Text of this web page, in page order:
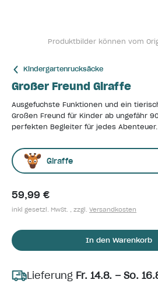
Produktbilder können vom
Kindergartenrucksäcke
Großer Freund Giraffe
Ausgefuchste Funktionen und ein
Großen Freund für Kinder ab ungefähr
perfekten Begleiter für jedes Abenteuer.
Giraffe
59,99 €
inkl gesetzl. MwSt. , zzgl. Versandkosten
In den Warenkorb
Lieferung Fr. 14.8. – So.